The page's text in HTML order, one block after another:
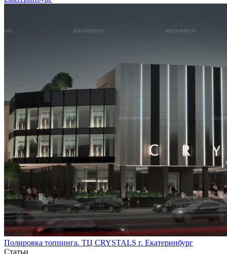
Полировка топпинга. ТЦ CRYSTALS г. Екатеринбург
Статьи